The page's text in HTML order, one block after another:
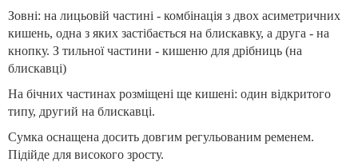
Зовні: на лицьовій частині - комбінація з двох асиметричних
кишень, одна з яких застібається на блискавку, а друга - на
кнопку. З тильної частини - кишеню для дрібниць (на
блискавці)
На бічних частинах розміщені ще кишені: один відкритого
типу, другий на блискавці.
Сумка оснащена досить довгим регульованим ременем.
Підійде для високого зросту.